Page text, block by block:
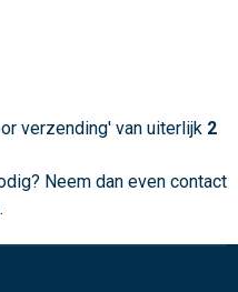
verzending' van uiterlijk 2
Neem dan even contact